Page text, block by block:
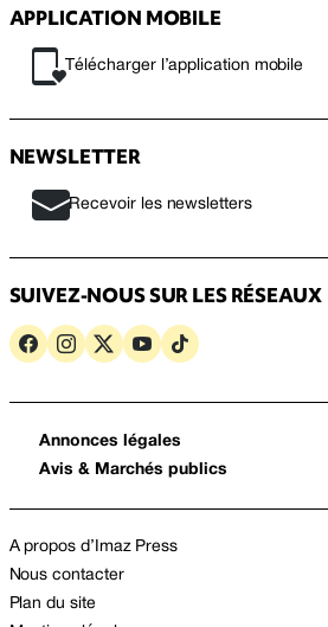
APPLICATION MOBILE
Télécharger l’application mobile
NEWSLETTER
Recevoir les newsletters
SUIVEZ-NOUS SUR LES RÉSEAUX
Annonces légales
Avis & Marchés publics
A propos d’Imaz Press
Nous contacter
Plan du site